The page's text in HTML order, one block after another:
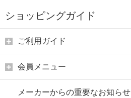
ショッピングガイド
ご利用ガイド
会員メニュー
メーカーからの重要なお知らせ